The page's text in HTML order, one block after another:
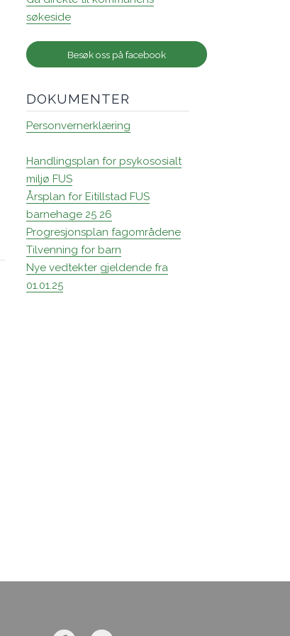
søkeside
Besøk oss på facebook
DOKUMENTER
Personvernerklæring
Handlingsplan for psykososialt
miljø FUS
Årsplan for Eitillstad FUS
barnehage 25 26
Progresjonsplan fagområdene
Tilvenning for barn
Nye vedtekter gjeldende fra
01.01.25